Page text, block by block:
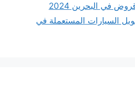
في البحرين 2024
السيارات المستعملة في